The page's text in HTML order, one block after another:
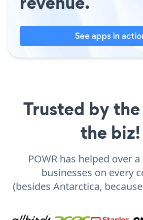
See apps in
Trusted by
the biz!
POWR has helped over
businesses on every
(besides Antarctica,